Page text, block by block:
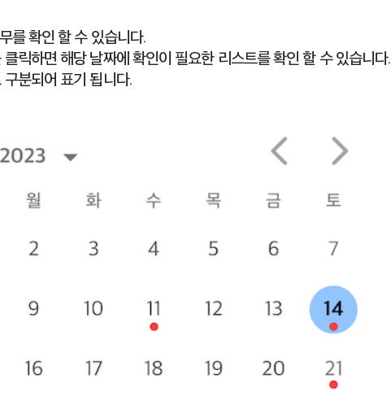
를 확인 할 수 있습니다.
릭하면 해당 날짜에 확인이 필요한 리스트를 확인 할 수 있습니다.
분되어 표기 됩니다.